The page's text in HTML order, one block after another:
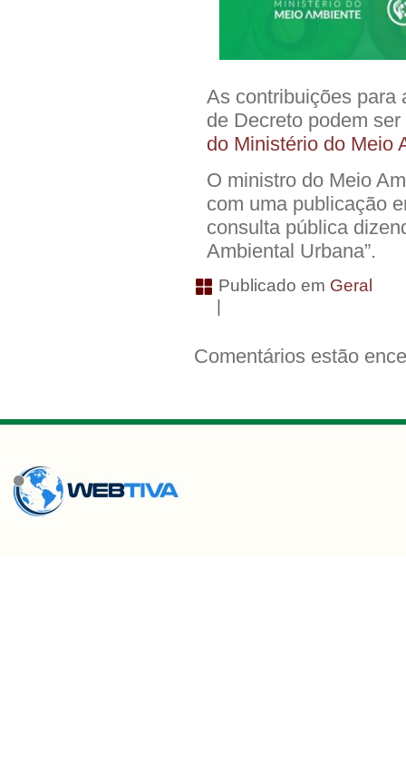
As contribuições para
de Decreto podem
do Ministério do Meio
O ministro do Meio
com uma publicação
consulta pública
Ambiental Urbana”.
Publicado em Geral
|
Comentários estão